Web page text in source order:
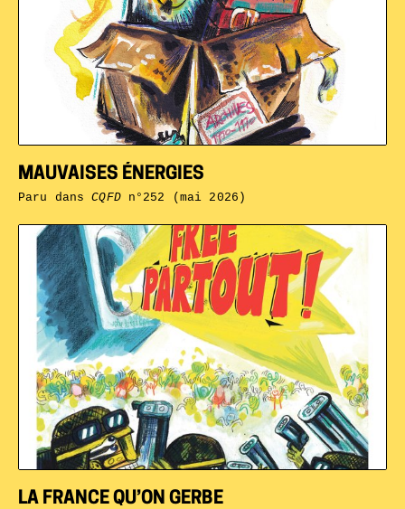
LA FRANCE QU’ON GERBE
MAUVAISES ÉNERGIES
Paru dansCQFDn°252 (mai 2026)